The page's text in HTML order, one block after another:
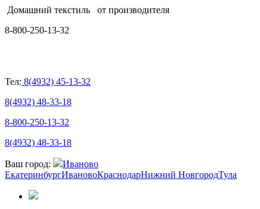
Домашний текстиль от производителя
8-800-250-13-32
Тел: 8(4932) 45-13-32
8(4932) 48-33-18
8-800-250-13-32
8(4932) 48-33-18
Ваш город:
Иваново
ЕкатеринбургИвановоКраснодарНижний НовгородТула